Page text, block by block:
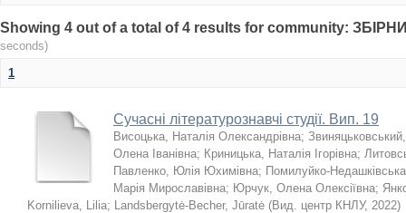
Showing 4 out of a total of 4 results for community:
seconds)
1
Сучасні літературознавчі студії. Вип. 19
Висоцька, Наталія Олександрівна;
Олена Іванівна; Криницька, Наталія Ігорівна;
Павленко, Юлія Юхимівна; Помилуйко-
Марія Мирославівна; Юрчук, Олена Олексіївна;
Kornilieva, Lilia; Landsbergytė-Becher, Jūratė (Вид. центр КНЛУ, 2022)